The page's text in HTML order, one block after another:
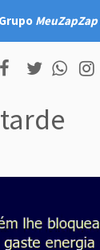
MeuZapZap